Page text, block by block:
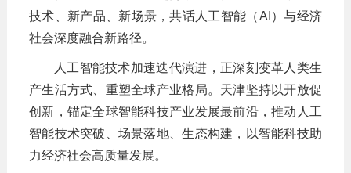
技术、新产品、新场景，共话人工智能（AI）与经济
社会深度融合新路径。
人工智能技术加速迭代演进，正深刻变革人类生
产生活方式、重塑全球产业格局。天津坚持以开放促
创新，锚定全球智能科技产业发展最前沿，推动人工
智能技术突破、场景落地、生态构建，以智能科技助
力经济社会高质量发展。